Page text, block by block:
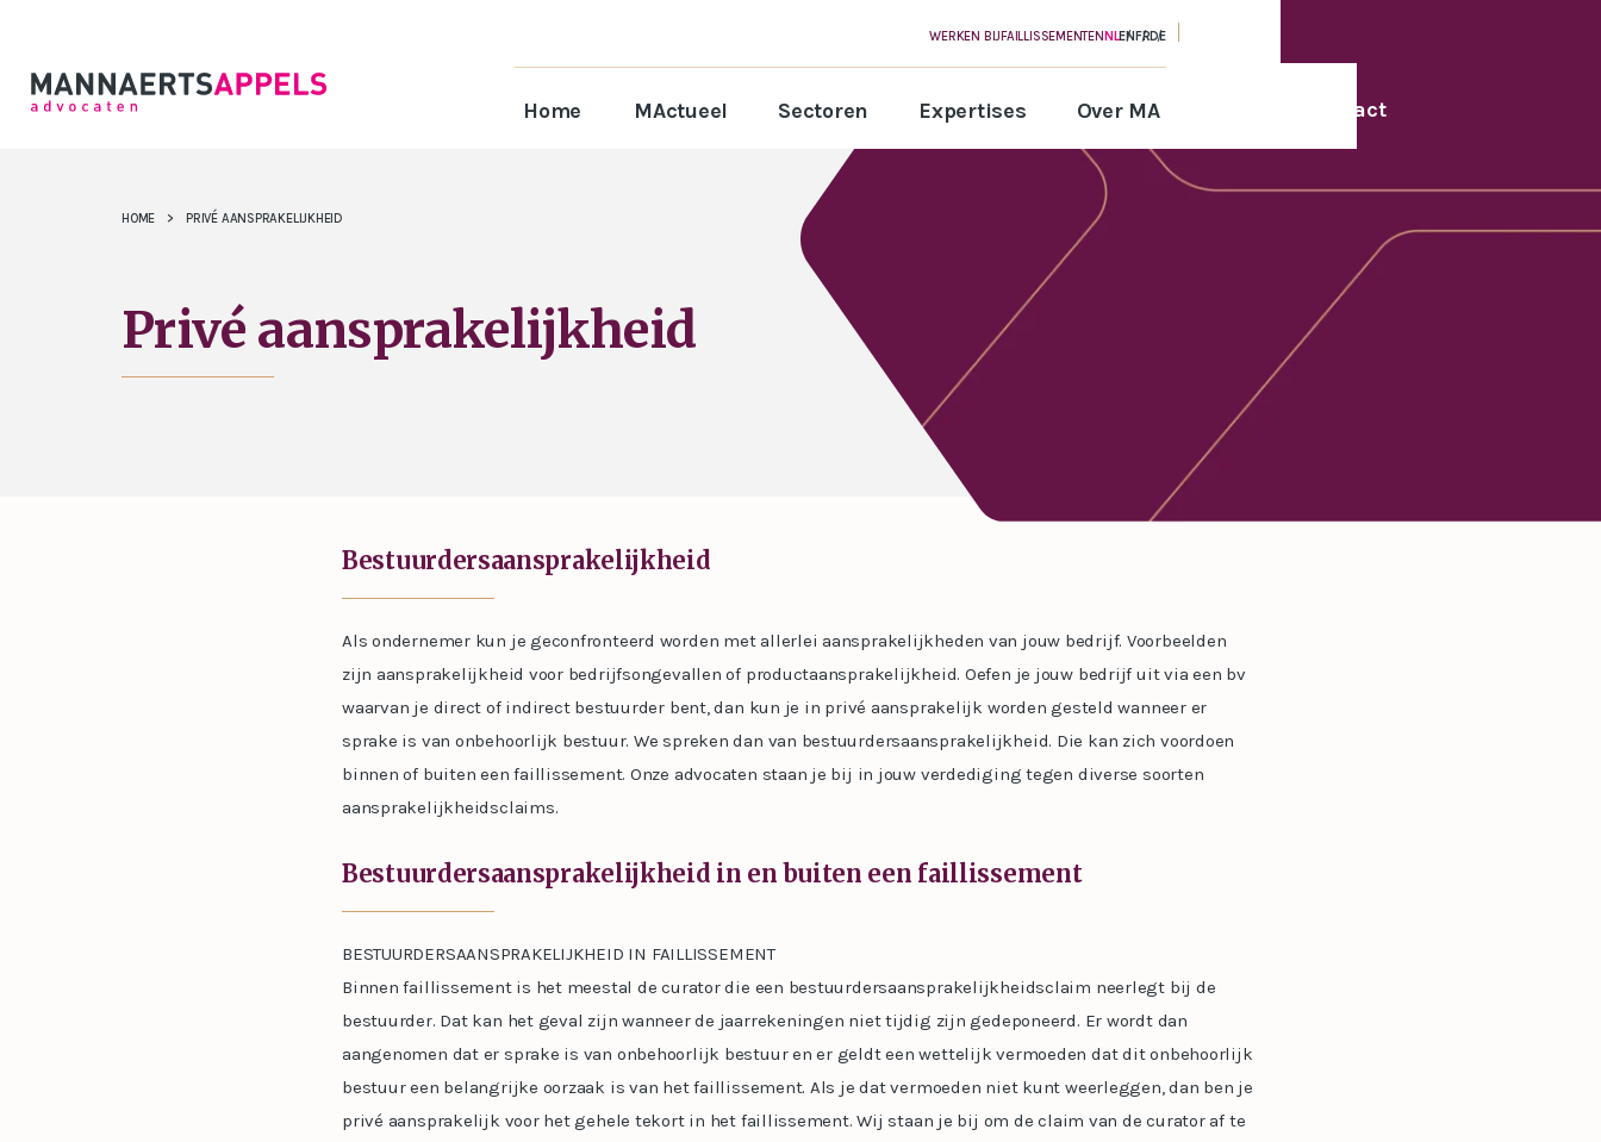
WERKEN BIJFAILLISSEMENTEN NLEN FRDE
Home MActueel Sectoren Expertises Over MA Contact
HOME > PRIVÉ AANSPRAKELIJKHEID
Privé aansprakelijkheid
Bestuurdersaansprakelijkheid
Als ondernemer kun je geconfronteerd worden met allerlei aansprakelijkheden van jouw bedrijf. Voorbeelden
zijn aansprakelijkheid voor bedrijfsongevallen of productaansprakelijkheid. Oefen je jouw bedrijf uit via een bv
waarvan je direct of indirect bestuurder bent, dan kun je in privé aansprakelijk worden gesteld wanneer er
sprake is van onbehoorlijk bestuur. We spreken dan van bestuurdersaansprakelijkheid. Die kan zich voordoen
binnen of buiten een faillissement. Onze advocaten staan je bij in jouw verdediging tegen diverse soorten
aansprakelijkheidsclaims.
Bestuurdersaansprakelijkheid in en buiten een faillissement
BESTUURDERSAANSPRAKELIJKHEID IN FAILLISSEMENT
Binnen faillissement is het meestal de curator die een bestuurdersaansprakelijkheidsclaim neerlegt bij de
bestuurder. Dat kan het geval zijn wanneer de jaarrekeningen niet tijdig zijn gedeponeerd. Er wordt dan
aangenomen dat er sprake is van onbehoorlijk bestuur en er geldt een wettelijk vermoeden dat dit onbehoorlijk
bestuur een belangrijke oorzaak is van het faillissement. Als je dat vermoeden niet kunt weerleggen, dan ben je
privé aansprakelijk voor het gehele tekort in het faillissement. Wij staan je bij om de claim van de curator af te